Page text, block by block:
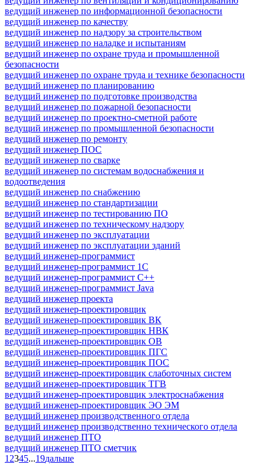
ведущий инженер по информационной безопасности
ведущий инженер по качеству
ведущий инженер по надзору за строительством
ведущий инженер по наладке и испытаниям
ведущий инженер по охране труда и промышленной
безопасности
ведущий инженер по охране труда и технике безопасности
ведущий инженер по планированию
ведущий инженер по подготовке производства
ведущий инженер по пожарной безопасности
ведущий инженер по проектно-сметной работе
ведущий инженер по промышленной безопасности
ведущий инженер по ремонту
ведущий инженер ПОС
ведущий инженер по сварке
ведущий инженер по системам водоснабжения и
водоотведения
ведущий инженер по снабжению
ведущий инженер по стандартизации
ведущий инженер по тестированию ПО
ведущий инженер по техническому надзору
ведущий инженер по эксплуатации
ведущий инженер по эксплуатации зданий
ведущий инженер-программист
ведущий инженер-программист 1С
ведущий инженер-программист C++
ведущий инженер-программист Java
ведущий инженер проекта
ведущий инженер-проектировщик
ведущий инженер-проектировщик ВК
ведущий инженер-проектировщик НВК
ведущий инженер-проектировщик ОВ
ведущий инженер-проектировщик ПГС
ведущий инженер-проектировщик ПОС
ведущий инженер-проектировщик слаботочных систем
ведущий инженер-проектировщик ТГВ
ведущий инженер-проектировщик электроснабжения
ведущий инженер-проектировщик ЭО ЭМ
ведущий инженер производственного отдела
ведущий инженер производственно технического отдела
ведущий инженер ПТО
ведущий инженер ПТО сметчик
1 2345...19дальше